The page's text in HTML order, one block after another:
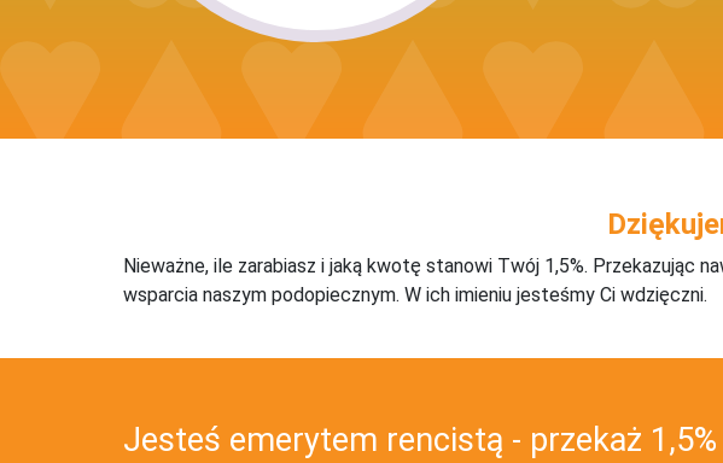
Nieważne, ile zarabiasz i jaką kwotę stanowi Twój 1,5%. Przekazując
wsparcia naszym podopiecznym. W ich imieniu jesteśmy Ci wdzięczni.
Jesteś emerytem rencistą - przekaż 1,5%